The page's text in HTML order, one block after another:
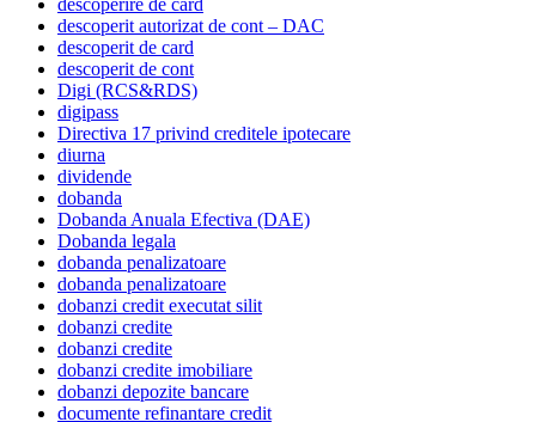
descoperire de card
descoperit autorizat de cont – DAC
descoperit de card
descoperit de cont
Digi (RCS&RDS)
digipass
Directiva 17 privind creditele ipotecare
diurna
dividende
dobanda
Dobanda Anuala Efectiva (DAE)
Dobanda legala
dobanda penalizatoare
dobanda penalizatoare
dobanzi credit executat silit
dobanzi credite
dobanzi credite
dobanzi credite imobiliare
dobanzi depozite bancare
documente refinantare credit